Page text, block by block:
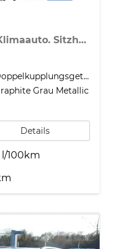
Classic 5J. Garantie AHK Klimaauto. Sitzheizung vorn Virtuelles Cockpit Kamera PDC v+h
Doppelkupplungsgetriebe (DSG)
Grau Metallic
Details
l/100km